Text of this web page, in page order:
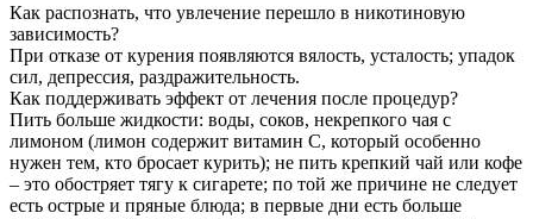
Как распознать, что увлечение перешло в никотиновую
зависимость?
При отказе от курения появляются вялость, усталость; упадок
сил, депрессия, раздражительность.
Как поддерживать эффект от лечения после процедур?
Пить больше жидкости: воды, соков, некрепкого чая с
лимоном (лимон содержит витамин С, который особенно
нужен тем, кто бросает курить); не пить крепкий чай или кофе
– это обостряет тягу к сигарете; по той же причине не следует
есть острые и пряные блюда; в первые дни есть больше